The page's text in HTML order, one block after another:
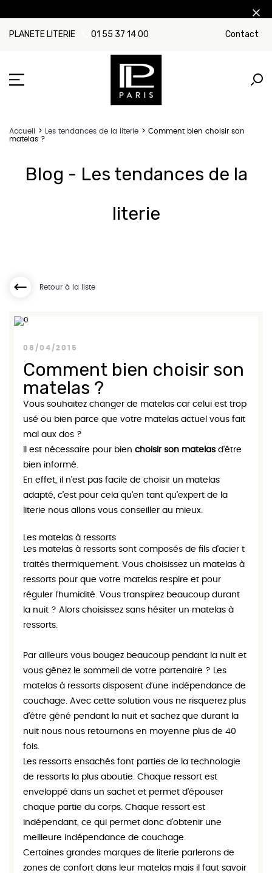
PLANETE LITERIE 01 55 37 14 00 Contact
Accueil Les tendances de la literie
Comment bien choisir son
matelas ?
Blog - Les tendances de la
literie
Retour à la liste
08/04/2015
Comment bien choisir son
matelas ?
Vous souhaitez changer de matelas car celui est trop
usé ou bien parce que votre matelas actuel vous fait
mal aux dos ?
Il est nécessaire pour bien choisir son matelas d'être
bien informé.
En effet, il n'est pas facile de choisir un matelas
adapté, c’est pour cela qu’en tant qu’expert de la
literie nous allons vous conseiller au mieux.
Les matelas à ressorts
Les matelas à ressorts sont composés de fils d’acier t
traités thermiquement. Vous choisissez un matelas à
ressorts pour que votre matelas respire et pour
réguler l’humidité. Vous transpirez beaucoup durant
la nuit ? Alors choisissez sans hésiter un matelas à
ressorts.
Par ailleurs vous bougez beaucoup pendant la nuit et
vous gênez le sommeil de votre partenaire ? Les
matelas à ressorts disposent d’une indépendance de
couchage. Avec cette solution vous ne risquerez plus
d’être gêné pendant la nuit et sachez que durant la
nuit nous nous retournons en moyenne plus de 40
fois.
Les ressorts ensachés font parties de la technologie
de ressorts la plus aboutie. Chaque ressort est
enveloppé dans un sachet et permet d’épouser
chaque partie du corps. Chaque ressort est
indépendant, ce qui permet donc d’obtenir une
meilleure indépendance de couchage.
Certaines grandes marques de literie parlerons de
zones de confort dans leur matelas mais il faut savoir